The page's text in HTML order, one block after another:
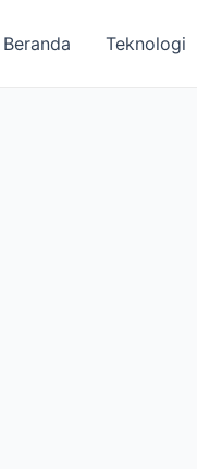
Beranda Teknologi